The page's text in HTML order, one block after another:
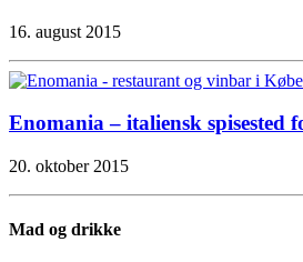
16. august 2015
Enomania – italiensk spisested
20. oktober 2015
Mad og drikke